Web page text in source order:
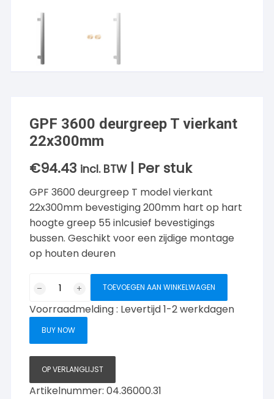
GPF 3600 deurgreep T vierkant
22x300mm
€94.43 incl. BTW | Per stuk
GPF 3600 deurgreep T model vierkant
22x300mm bevestiging 200mm hart op hart
hoogte greep 55 inlcusief bevestigings
bussen. Geschikt voor een zijdige montage
op houten deuren
deurgreep
22x300mm
aantal
TOEVOEGEN AAN WINKELWAGEN
Voorraadmelding : Levertijd 1-2 werkdagen
BUY NOW
OP VERLANGLIJST
Artikelnummer:04.36000.31